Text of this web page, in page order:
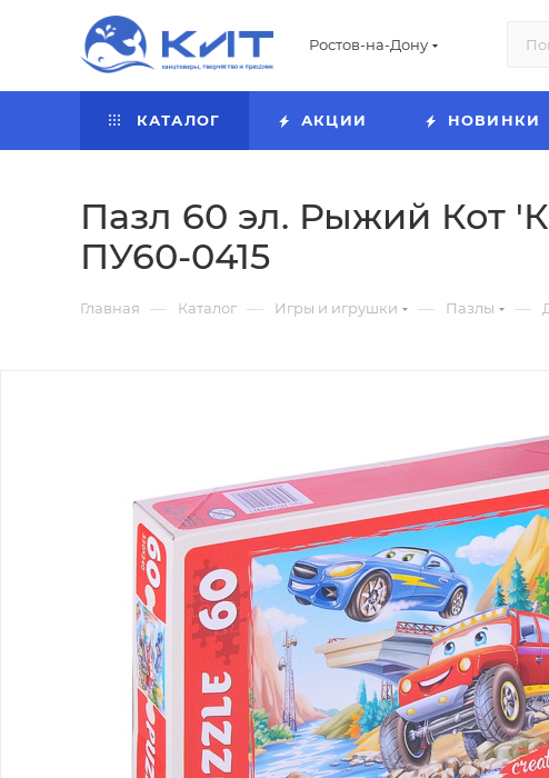
Ростов-на-Дону
КАТАЛОГ АКЦИИ НОВИНКИ
Пазл 60 эл. Рыжий Кот
ПУ60-0415
Главная — Каталог — Игры и игрушки — Пазлы —